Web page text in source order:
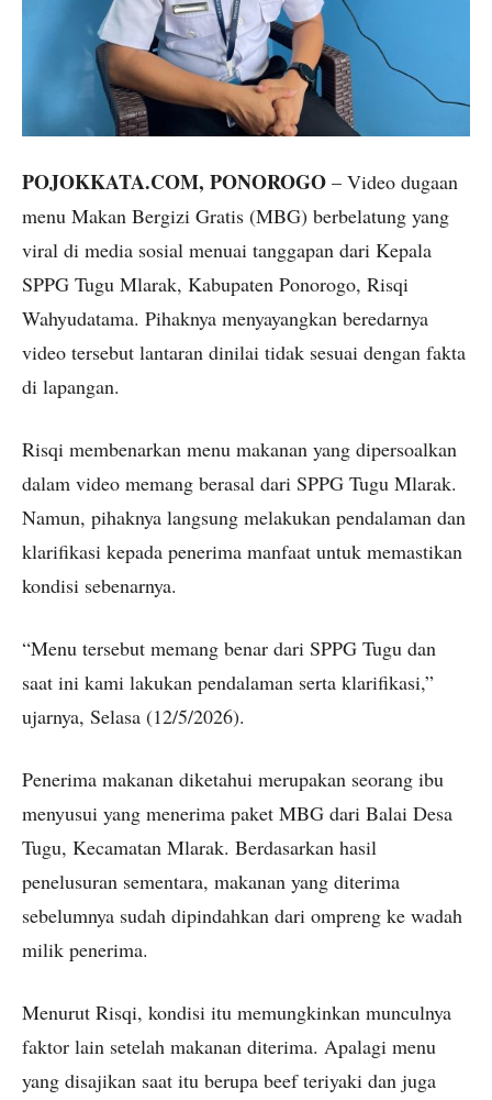
POJOKKATA.COM, PONOROGO – Video dugaan
menu Makan Bergizi Gratis (MBG) berbelatung yang
viral di media sosial menuai tanggapan dari Kepala
SPPG Tugu Mlarak, Kabupaten Ponorogo, Risqi
Wahyudatama. Pihaknya menyayangkan beredarnya
video tersebut lantaran dinilai tidak sesuai dengan fakta
di lapangan.
Risqi membenarkan menu makanan yang dipersoalkan
dalam video memang berasal dari SPPG Tugu Mlarak.
Namun, pihaknya langsung melakukan pendalaman dan
klarifikasi kepada penerima manfaat untuk memastikan
kondisi sebenarnya.
“Menu tersebut memang benar dari SPPG Tugu dan
saat ini kami lakukan pendalaman serta klarifikasi,”
ujarnya, Selasa (12/5/2026).
Penerima makanan diketahui merupakan seorang ibu
menyusui yang menerima paket MBG dari Balai Desa
Tugu, Kecamatan Mlarak. Berdasarkan hasil
penelusuran sementara, makanan yang diterima
sebelumnya sudah dipindahkan dari ompreng ke wadah
milik penerima.
Menurut Risqi, kondisi itu memungkinkan munculnya
faktor lain setelah makanan diterima. Apalagi menu
yang disajikan saat itu berupa beef teriyaki dan juga